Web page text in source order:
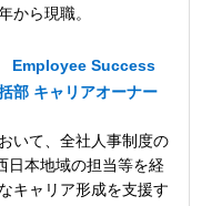
から現職。
Employee Success
部 キャリアオーナー
いて、全社人事制度の
日本地域の担当等を経
キャリア形成を支援す